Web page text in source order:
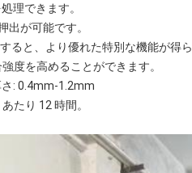
理できます。
出が可能です。
ると、より優れた特別な機能が得
度を高めることができます。
: 0.4mm-1.2mm
たり 12 時間。